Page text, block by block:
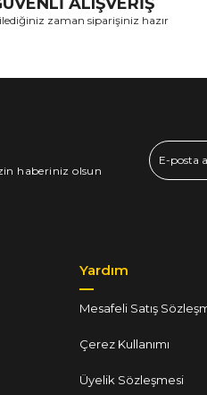
zaman siparişiniz hazır
haberiniz olsun
Yardım
Mesafeli Satış
Çerez Kullanımı
Üyelik Sözleşmesi